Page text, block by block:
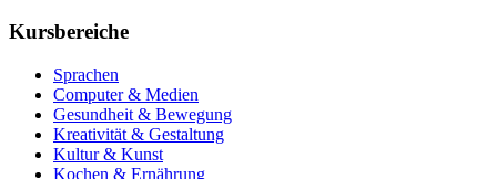
Kursbereiche
Sprachen
Computer & Medien
Gesundheit & Bewegung
Kreativität & Gestaltung
Kultur & Kunst
Kochen & Ernährung